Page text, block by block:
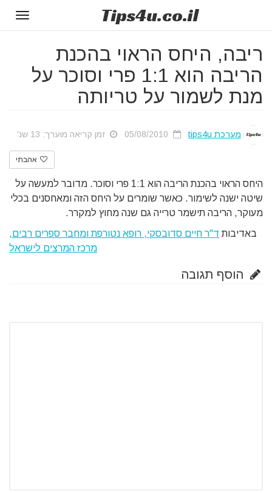
Tips4u.co.il
ריבה, היחס הראוי בהכנת
הריבה הוא 1:1 פרי וסוכר על
מנת לשמור על טריותה
מערכת tips4u זמן קריאה מוערך: 13 שנ'
אהבתי
היחס הראוי בהכנת הריבה הוא 1:1 פרי וסוכר. מדובר למעשה על
שיטה ישנה לשימור. כאשר שומרים על היחס הזה ומאחסנים בכלי
מעוקר, הריבה תישמר טרייה גם שנה מחוץ למקרר.
באדיבות ד"ר חיים סדובסקי, רופא נטורפת ומחבר ספרים רבים,
מרכז המרצים לישראל
הוסף תגובה